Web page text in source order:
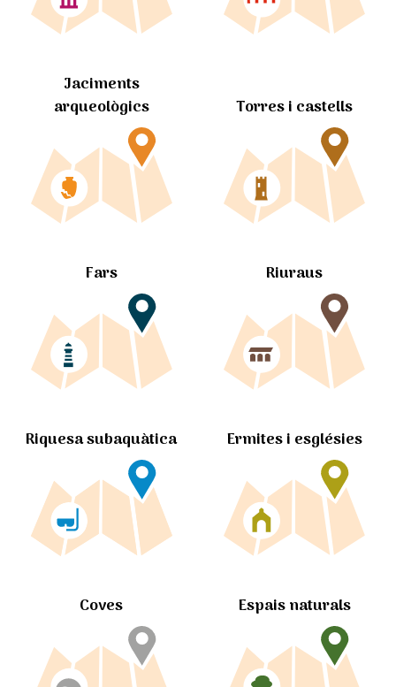
Jaciments
arqueològics
Torres i castells
Fars Riuraus
Riquesa subaquàtica Ermites i esglésies
Coves Espais naturals